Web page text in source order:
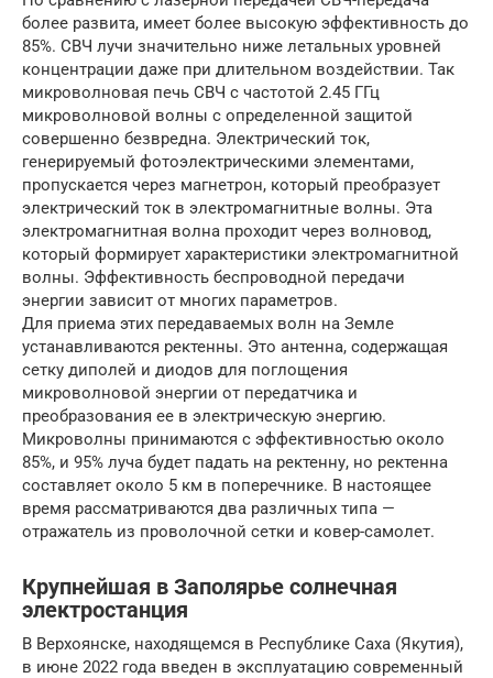
более развита, имеет более высокую эффективность до
85%. СВЧ лучи значительно ниже летальных уровней
концентрации даже при длительном воздействии. Так
микроволновая печь СВЧ с частотой 2.45 ГГц
микроволновой волны с определенной защитой
совершенно безвредна. Электрический ток,
генерируемый фотоэлектрическими элементами,
пропускается через магнетрон, который преобразует
электрический ток в электромагнитные волны. Эта
электромагнитная волна проходит через волновод,
который формирует характеристики электромагнитной
волны. Эффективность беспроводной передачи
энергии зависит от многих параметров.
Для приема этих передаваемых волн на Земле
устанавливаются ректенны. Это антенна, содержащая
сетку диполей и диодов для поглощения
микроволновой энергии от передатчика и
преобразования ее в электрическую энергию.
Микроволны принимаются с эффективностью около
85%, и 95% луча будет падать на ректенну, но ректенна
составляет около 5 км в поперечнике. В настоящее
время рассматриваются два различных типа —
отражатель из проволочной сетки и ковер-самолет.
Крупнейшая в Заполярье солнечная
электростанция
В Верхоянске, находящемся в Республике Саха (Якутия),
в июне 2022 года введен в эксплуатацию современный